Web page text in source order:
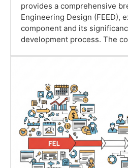
provides a comprehensive
Engineering Design (FEED),
component and its
development process. The